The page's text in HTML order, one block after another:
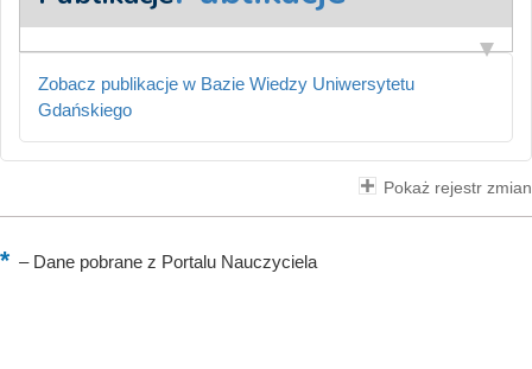
Zobacz publikacje w Bazie Wiedzy Uniwersytetu
Gdańskiego
Pokaż rejestr zmian
–Dane pobrane z Portalu Nauczyciela